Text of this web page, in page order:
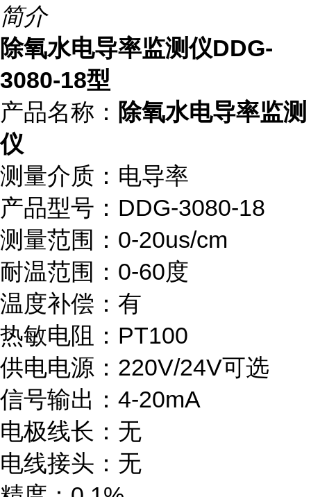
简介
除氧水电导率监测仪DDG-
3080-18型
产品名称： 除氧水电导率监测
仪
测量介质：电导率
产品型号：DDG-3080-18
测量范围：0-20us/cm
耐温范围：0-60度
温度补偿：有
热敏电阻：PT100
供电电源：220V/24V可选
信号输出：4-20mA
电极线长：无
电线接头：无